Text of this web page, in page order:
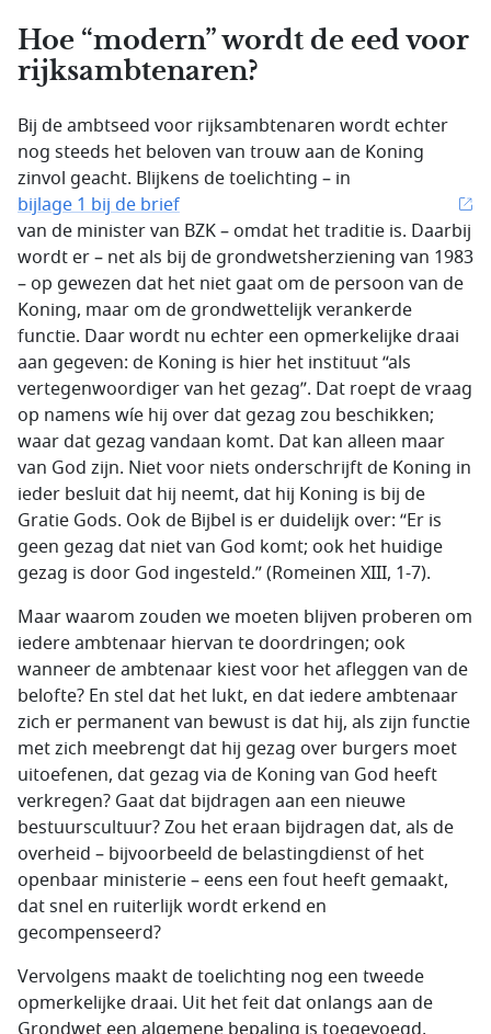
Hoe “modern” wordt de eed voor
rijksambtenaren?
Bij de ambtseed voor rijksambtenaren wordt echter
nog steeds het beloven van trouw aan de Koning
zinvol geacht. Blijkens de toelichting – in
bijlage 1 bij de brief
van de minister van BZK – omdat het traditie is. Daarbij
wordt er – net als bij de grondwetsherziening van 1983
– op gewezen dat het niet gaat om de persoon van de
Koning, maar om de grondwettelijk verankerde
functie. Daar wordt nu echter een opmerkelijke draai
aan gegeven: de Koning is hier het instituut “als
vertegenwoordiger van het gezag”. Dat roept de vraag
op namens wíe hij over dat gezag zou beschikken;
waar dat gezag vandaan komt. Dat kan alleen maar
van God zijn. Niet voor niets onderschrijft de Koning in
ieder besluit dat hij neemt, dat hij Koning is bij de
Gratie Gods. Ook de Bijbel is er duidelijk over: “Er is
geen gezag dat niet van God komt; ook het huidige
gezag is door God ingesteld.” (Romeinen XIII, 1-7).
Maar waarom zouden we moeten blijven proberen om
iedere ambtenaar hiervan te doordringen; ook
wanneer de ambtenaar kiest voor het afleggen van de
belofte? En stel dat het lukt, en dat iedere ambtenaar
zich er permanent van bewust is dat hij, als zijn functie
met zich meebrengt dat hij gezag over burgers moet
uitoefenen, dat gezag via de Koning van God heeft
verkregen? Gaat dat bijdragen aan een nieuwe
bestuurscultuur? Zou het eraan bijdragen dat, als de
overheid – bijvoorbeeld de belastingdienst of het
openbaar ministerie – eens een fout heeft gemaakt,
dat snel en ruiterlijk wordt erkend en
gecompenseerd?
Vervolgens maakt de toelichting nog een tweede
opmerkelijke draai. Uit het feit dat onlangs aan de